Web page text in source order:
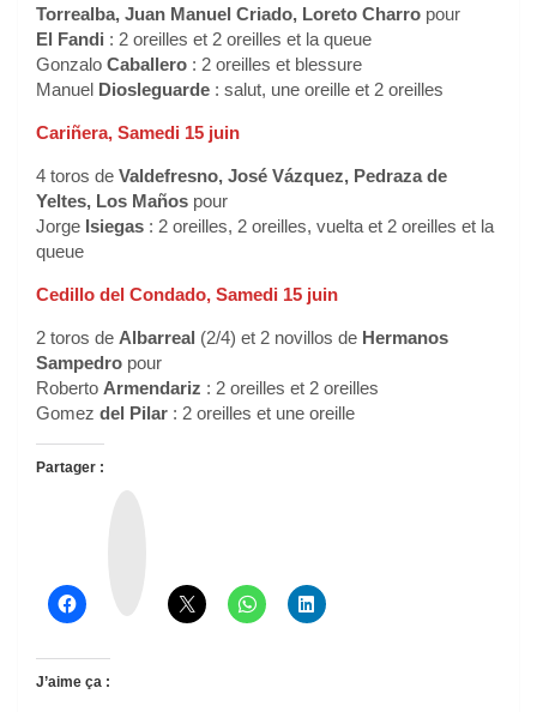
Torrealba, Juan Manuel Criado, Loreto Charro pour
El Fandi : 2 oreilles et 2 oreilles et la queue
Gonzalo Caballero : 2 oreilles et blessure
Manuel Diosleguarde : salut, une oreille et 2 oreilles
Cariñera, Samedi 15 juin
4 toros de Valdefresno, José Vázquez, Pedraza de
Yeltes, Los Maños pour
Jorge Isiegas : 2 oreilles, 2 oreilles, vuelta et 2 oreilles et la
queue
Cedillo del Condado, Samedi 15 juin
2 toros de Albarreal (2/4) et 2 novillos de Hermanos
Sampedro pour
Roberto Armendariz : 2 oreilles et 2 oreilles
Gomez del Pilar : 2 oreilles et une oreille
Partager :
J’aime ça :